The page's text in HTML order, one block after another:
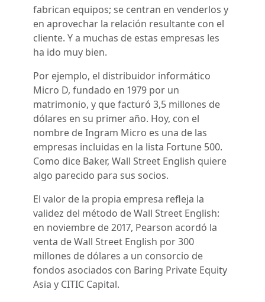
fabrican equipos; se centran en venderlos y
en aprovechar la relación resultante con el
cliente. Y a muchas de estas empresas les
ha ido muy bien.
Por ejemplo, el distribuidor informático
Micro D, fundado en 1979 por un
matrimonio, y que facturó 3,5 millones de
dólares en su primer año. Hoy, con el
nombre de Ingram Micro es una de las
empresas incluidas en la lista Fortune 500.
Como dice Baker, Wall Street English quiere
algo parecido para sus socios.
El valor de la propia empresa refleja la
validez del método de Wall Street English:
en noviembre de 2017, Pearson acordó la
venta de Wall Street English por 300
millones de dólares a un consorcio de
fondos asociados con Baring Private Equity
Asia y CITIC Capital.